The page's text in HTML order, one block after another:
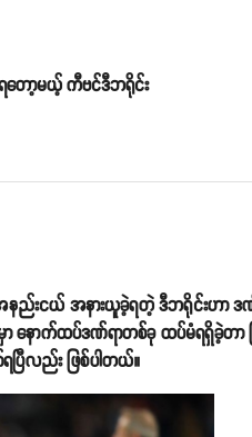
တော့မယ့် ကီဗင်ဒီဘရိုင်း
ည်းငယ် အနားယူခဲ့ရတဲ့ ဒီဘရိုင်းဟာ
ောက်ထပ်ဒဏ်ရာတစ်ခု ထပ်မံရရှိခဲ့တာ ဖ
ြီလည်း ဖြစ်ပါတယ်။